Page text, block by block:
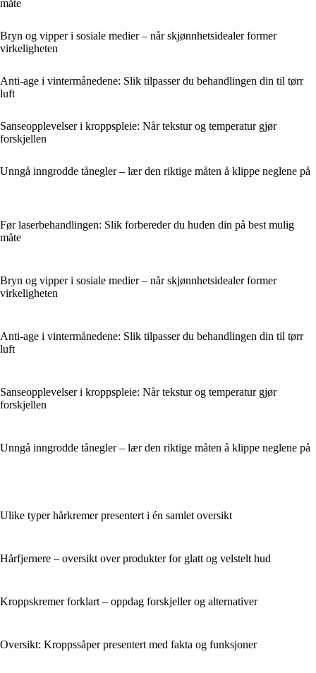
måte
Bryn og vipper i sosiale medier – når skjønnhetsidealer former
virkeligheten
Anti-age i vintermånedene: Slik tilpasser du behandlingen din til tørr
luft
Sanseopplevelser i kroppspleie: Når tekstur og temperatur gjør
forskjellen
Unngå inngrodde tånegler – lær den riktige måten å klippe neglene på
Før laserbehandlingen: Slik forbereder du huden din på best mulig
måte
Bryn og vipper i sosiale medier – når skjønnhetsidealer former
virkeligheten
Anti-age i vintermånedene: Slik tilpasser du behandlingen din til tørr
luft
Sanseopplevelser i kroppspleie: Når tekstur og temperatur gjør
forskjellen
Unngå inngrodde tånegler – lær den riktige måten å klippe neglene på
Ulike typer hårkremer presentert i én samlet oversikt
Hårfjernere – oversikt over produkter for glatt og velstelt hud
Kroppskremer forklart – oppdag forskjeller og alternativer
Oversikt: Kroppssåper presentert med fakta og funksjoner